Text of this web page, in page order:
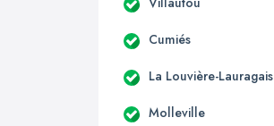
Cumiés
La Louvière-Lauragais
Molleville